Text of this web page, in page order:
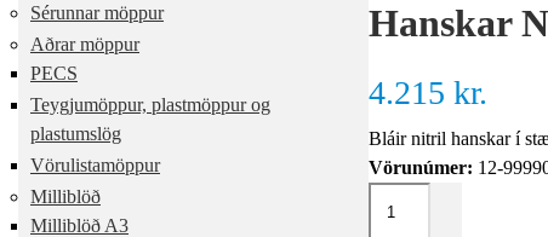
Hanskar
4.215kr.
Bláir nitril hanskar í
Vörunúmer: 12-
Sérunnar möppur
Aðrar möppur
PECS
Teygjumöppur, plastmöppur og
plastumslög
Vörulistamöppur
Milliblöð
Milliblöð A3